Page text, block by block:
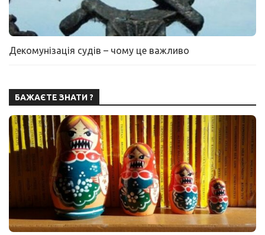
Декомунізація судів – чому це важливо
БАЖАЄТЕ ЗНАТИ ?